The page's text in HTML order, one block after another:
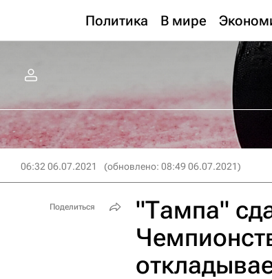
Политика В мире
06:32 06.07.2021 (обновлено: 08:49 06.07.2021)
"Тампа"
Поделиться